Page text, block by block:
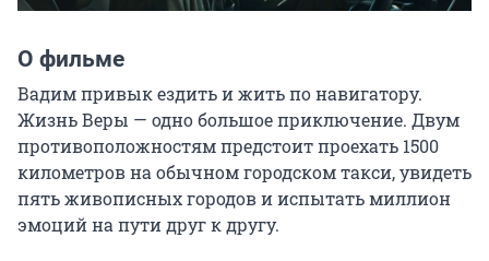
О фильме
Вадим привык ездить и жить по навигатору.
Жизнь Веры — одно большое приключение. Двум
противоположностям предстоит проехать 1500
километров на обычном городском такси, увидеть
пять живописных городов и испытать миллион
эмоций на пути друг к другу.